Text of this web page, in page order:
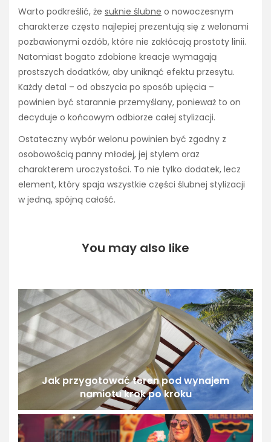
Warto podkreślić, że suknie ślubne o nowoczesnym
charakterze często najlepiej prezentują się z welonami
pozbawionymi ozdób, które nie zakłócają prostoty linii.
Natomiast bogato zdobione kreacje wymagają
prostszych dodatków, aby uniknąć efektu przesytu.
Każdy detal – od obszycia po sposób upięcia –
powinien być starannie przemyślany, ponieważ to on
decyduje o końcowym odbiorze całej stylizacji.
Ostateczny wybór welonu powinien być zgodny z
osobowością panny młodej, jej stylem oraz
charakterem uroczystości. To nie tylko dodatek, lecz
element, który spaja wszystkie części ślubnej stylizacji
w jedną, spójną całość.
You may also like
Jak przygotować teren pod wynajem
namiotu krok po kroku